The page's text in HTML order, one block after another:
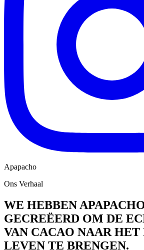
Apapacho
Ons Verhaal
WE HEBBEN
GECREËERD OM DE
VAN CACAO NAAR
LEVEN TE BRENGEN.